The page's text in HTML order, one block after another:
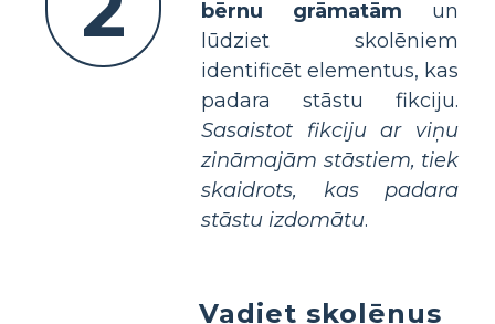
bērnu grāmatām un
lūdziet skolēniem
identificēt elementus, kas
padara stāstu fikciju.
Sasaistot fikciju ar viņu
zināmajām stāstiem, tiek
skaidrots, kas padara
stāstu izdomātu.
Vadiet skolēnus